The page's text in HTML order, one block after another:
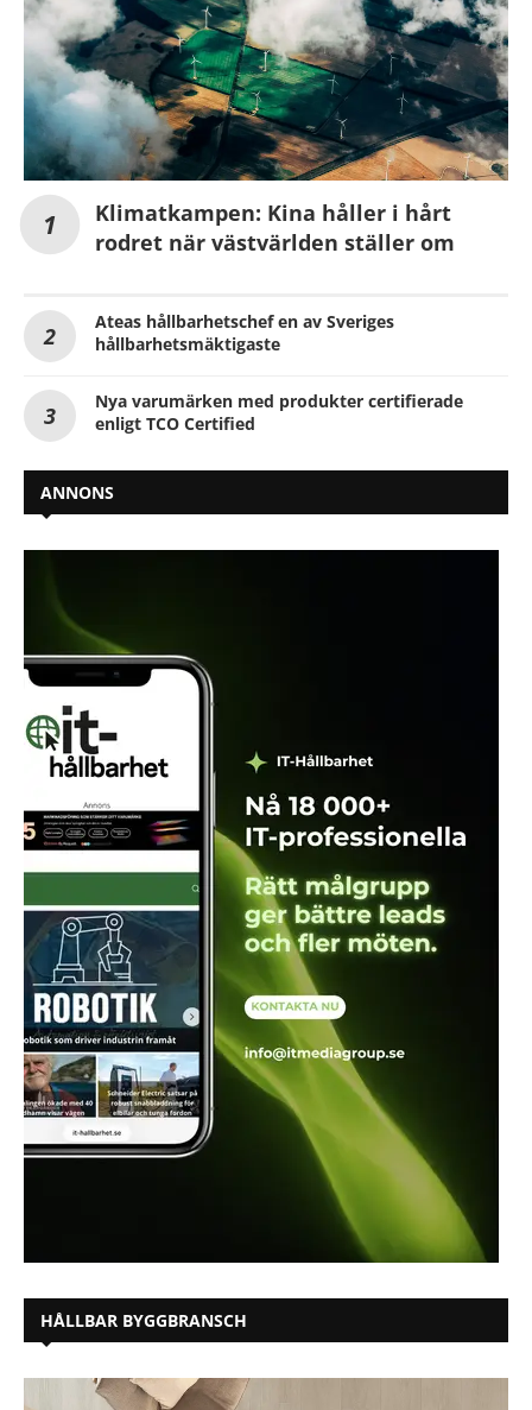
Klimatkampen: Kina håller i hårt
rodret när västvärlden ställer om
Ateas hållbarhetschef en av Sveriges
hållbarhetsmäktigaste
Nya varumärken med produkter certifierade
enligt TCO Certified
ANNONS
HÅLLBAR BYGGBRANSCH